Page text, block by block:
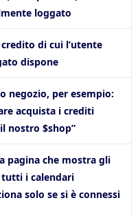
loggato
di cui l’utente
dispone
negozio, per esempio:
acquista i crediti
nostro $shop”
pagina che mostra gli
i calendari
solo se si è connessi